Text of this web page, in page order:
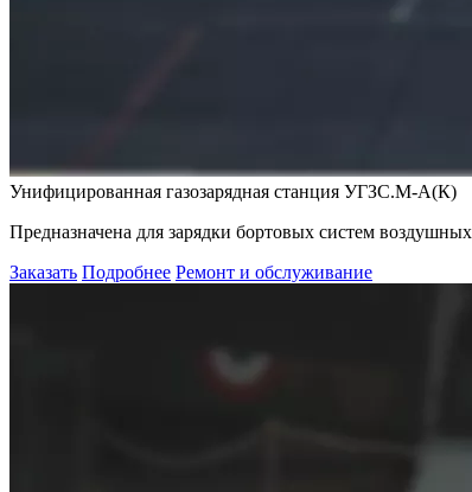
Унифицированная газозарядная станция УГЗС.М-А(К)
Предназначена для зарядки бортовых систем
Заказать Подробнее Ремонт и обслуживание